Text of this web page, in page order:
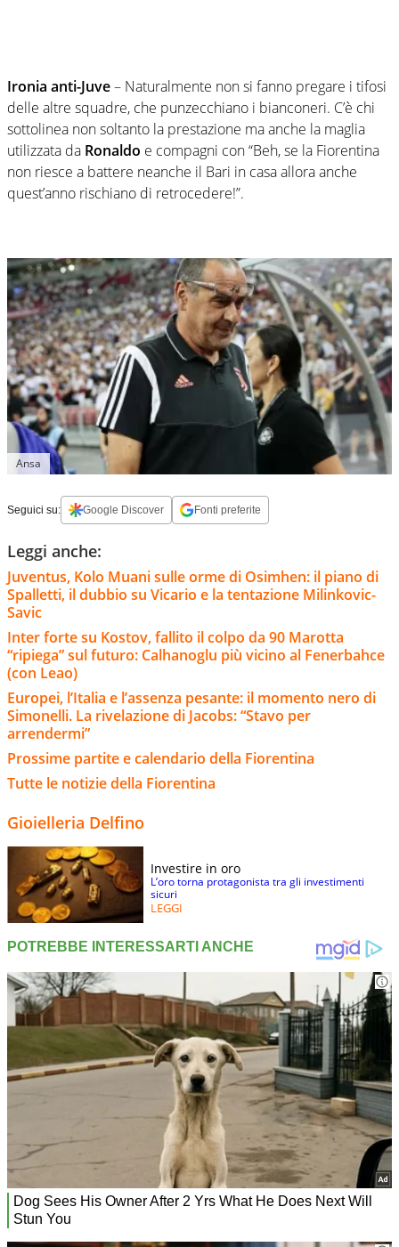
Ironia anti-Juve– Naturalmente non si fanno pregare i tifosi
delle altre squadre, che punzecchiano i bianconeri. C’è chi
sottolinea non soltanto la prestazione ma anche la maglia
utilizzata da Ronaldo e compagni con “Beh, se la Fiorentina
non riesce a battere neanche il Bari in casa allora anche
quest’anno rischiano di retrocedere!”.
Ansa
Seguici su: Google Discover Fonti preferite
Leggi anche:
Juventus, Kolo Muani sulle orme di Osimhen: il piano di
Spalletti, il dubbio su Vicario e la tentazione Milinkovic-
Savic
Inter forte su Kostov, fallito il colpo da 90 Marotta
“ripiega” sul futuro: Calhanoglu più vicino al Fenerbahce
(con Leao)
Europei, l’Italia e l’assenza pesante: il momento nero di
Simonelli. La rivelazione di Jacobs: “Stavo per
arrendermi”
Prossime partite e calendario della Fiorentina
Tutte le notizie della Fiorentina
Gioielleria Delfino
Investire in oro
L’oro torna protagonista tra gli investimenti
sicuri
LEGGI